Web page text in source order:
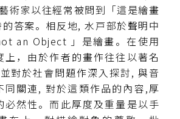
術家以往經常被問到「這是繪畫
答案。相反地, 水戸部於聲明中
an Object 」是繪畫。在使用
上，由於作者的畫作往往以著名
對於社會問題作深入探討, 與音
同關連, 對於這類作品的內容,厚
必然性。而此厚度及重量是以手